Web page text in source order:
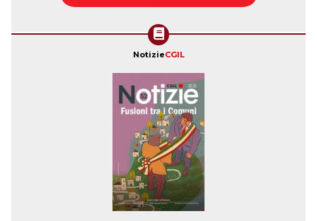
NotizieCGIL